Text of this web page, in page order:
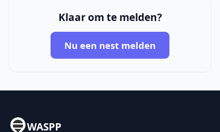
Klaar om te melden?
Nu een nest melden
WASPP